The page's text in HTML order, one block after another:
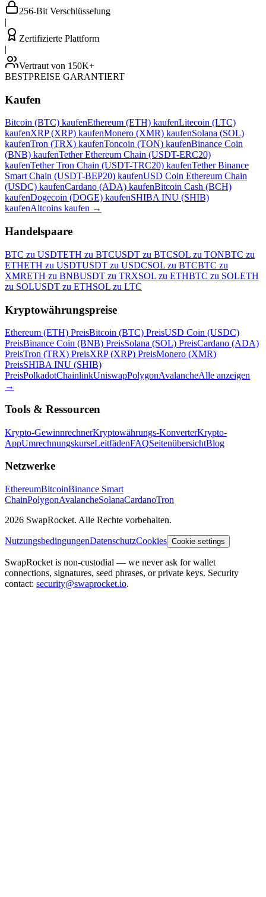
256-Bit Verschlüsselung
|
Zertifizierte Plattform
|
Vertraut von 150K+
BESTPREISE GARANTIERT
Kaufen
Bitcoin (BTC) kaufenEthereum (ETH) kaufenLitecoin (LTC)
kaufenXRP (XRP) kaufenMonero (XMR) kaufenSolana (SOL)
kaufenTron (TRX) kaufenToncoin (TON) kaufenBinance Coin
(BNB) kaufenTether Ethereum Chain (USDT-ERC20)
kaufenTether Tron Chain (USDT-TRC20) kaufenTether Binance
Smart Chain (USDT-BEP20) kaufenUSD Coin Ethereum Chain
(USDC) kaufenCardano (ADA) kaufenBitcoin Cash (BCH)
kaufenDogecoin (DOGE) kaufenSHIBA INU (SHIB)
kaufenAltcoins kaufen →
Handelspaare
BTC zu USDTETH zu BTCUSDT zu BTCSOL zu TONBTC zu
ETHETH zu USDTUSDT zu USDCSOL zu BTCBTC zu
XMRETH zu BNBUSDT zu TRXSOL zu ETHBTC zu SOLETH
zu SOLUSDT zu ETHSOL zu LTC
Kryptowährungspreise
Ethereum (ETH) PreisBitcoin (BTC) PreisUSD Coin (USDC)
PreisBinance Coin (BNB) PreisSolana (SOL) PreisCardano (ADA)
PreisTron (TRX) PreisXRP (XRP) PreisMonero (XMR)
PreisSHIBA INU (SHIB)
PreisPolkadotChainlinkUniswapPolygonAvalancheAlle anzeigen
→
Tools & Ressourcen
Krypto-GewinnrechnerKryptowährungs-KonverterKrypto-
AppUmrechnungskurseLeitfädenFAQSeitenübersichtBlog
Netzwerke
EthereumBitcoinBinance Smart
ChainPolygonAvalancheSolanaCardanoTron
2026 SwapRocket. Alle Rechte vorbehalten.
NutzungsbedingungenDatenschutzCookies Cookie settings
SwapRocket is non-custodial — we never ask for wallet
connections, signatures, seed phrases, or private keys. Security
contact: security@swaprocket.io.